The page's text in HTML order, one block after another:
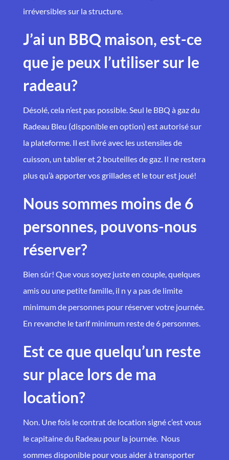
irréversibles sur la structure.
J’ai un BBQ maison, est-ce
que je peux l’utiliser sur le
radeau?
Désolé, cela n’est pas possible. Seul le BBQ à gaz du
Radeau Bleu (disponible en option) est autorisé sur
la plateforme. Il est livré avec les ustensiles de
cuisson, un tablier et 2 bouteilles de gaz. Il ne restera
plus qu’à apporter vos grillades et le tour est joué!
Nous sommes moins de 6
personnes, pouvons-nous
réserver?
Bien sûr! Que vous soyez juste en couple, quelques
amis ou une petite famille, il n y a pas de limite
minimum de personnes pour réserver votre journée.
En revanche le tarif minimum reste de 6 personnes.
Est ce que quelqu’un reste
sur place lors de ma
location?
Non. Une fois le contrat de location signé c’est vous
le capitaine du Radeau pour la journée. Nous
sommes disponible pour vous aider à transporter